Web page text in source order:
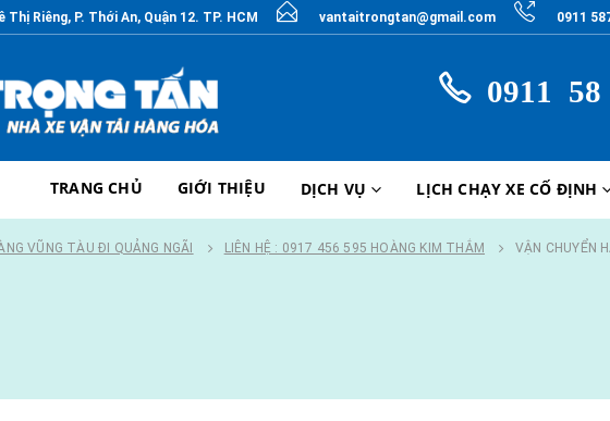
Thị Riêng, P. Thới An, Quận 12. TP. HCM vantaitrongtan@gmail.com 0911
0911 58
TRANG CHỦ GIỚI THIỆU DỊCH VỤ LỊCH CHẠY XE CỐ ĐỊNH
VŨNG TÀU ĐI QUẢNG NGÃI LIÊN HỆ : 0917 456 595 HOÀNG KIM THẮM VẬN CHUYỂN